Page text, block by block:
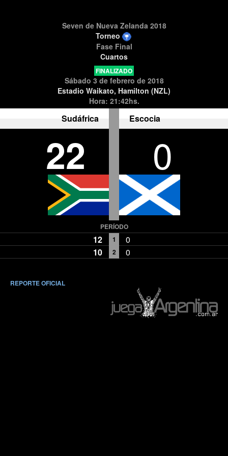
Seven de Nueva Zelanda 2018
Torneo
Fase Final
Cuartos
FINALIZADO
Sábado 3 de febrero de 2018
Estadio Waikato, Hamilton (NZL)
Hora: 21:42hs.
Sudáfrica Escocia
22 0
PERÍODO
12 1
0
10
2 0
REPORTE OFICIAL